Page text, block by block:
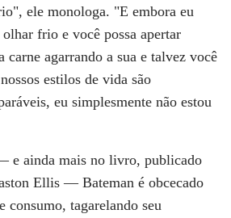
ele monologa. "E embora eu
olhar frio e você possa apertar
carne agarrando a sua e talvez você
estilos de vida são
eu simplesmente não estou
e ainda mais no livro, publicado
Ellis — Bateman é obcecado
consumo, tagarelando seu